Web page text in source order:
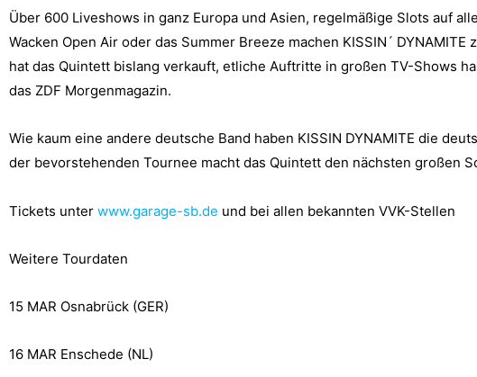
Über 600 Liveshows in ganz Europa und Asien, regelmäßige Slots auf
Wacken Open Air oder das Summer Breeze machen KISSIN´
hat das Quintett bislang verkauft, etliche Auftritte in großen TV-Shows
das ZDF Morgenmagazin.
Wie kaum eine andere deutsche Band haben KISSIN DYNAMITE die
der bevorstehenden Tournee macht das Quintett den nächsten großen
Tickets unter www.garage-sb.de und bei allen bekannten VVK-Stellen
Weitere Tourdaten
15 MAR Osnabrück (GER)
16 MAR Enschede (NL)